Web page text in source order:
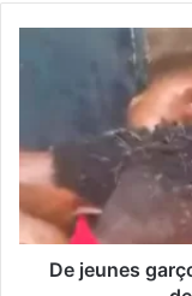
De jeunes